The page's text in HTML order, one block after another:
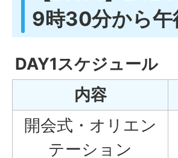
9時30分から
DAY1スケジュール
内容
開会式・オリエン
テーション